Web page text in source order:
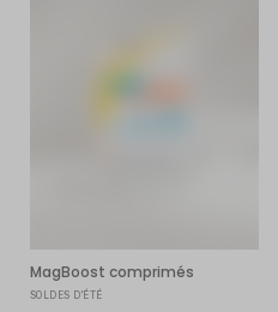
MagBoost comprimés
SOLDES D'ÉTÉ